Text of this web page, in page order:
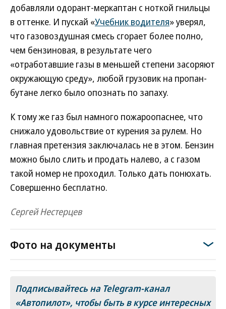
добавляли одорант-меркаптан с ноткой гнильцы
в оттенке. И пускай «Учебник водителя» уверял,
что газовоздушная смесь сгорает более полно,
чем бензиновая, в результате чего
«отработавшие газы в меньшей степени засоряют
окружающую среду», любой грузовик на пропан-
бутане легко было опознать по запаху.
К тому же газ был намного пожароопаснее, что
снижало удовольствие от курения за рулем. Но
главная претензия заключалась не в этом. Бензин
можно было слить и продать налево, а с газом
такой номер не проходил. Только дать понюхать.
Совершенно бесплатно.
Сергей Нестерцев
Фото на документы
Подписывайтесь на Telegram-канал
«Автопилот», чтобы быть в курсе интересных